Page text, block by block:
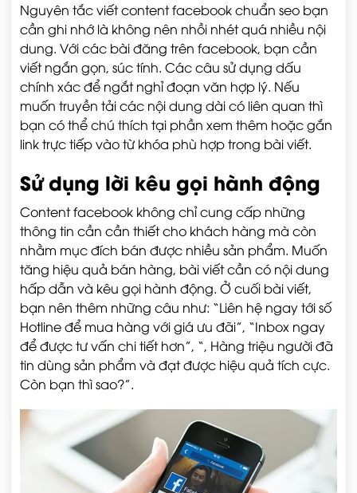
Nguyên tắc viết content facebook chuẩn seo bạn
cần ghi nhớ là không nên nhồi nhét quá nhiều nội
dung. Với các bài đăng trên facebook, bạn cần
viết ngắn gọn, súc tính. Các câu sử dụng dấu
chính xác để ngắt nghỉ đoạn văn hợp lý. Nếu
muốn truyền tải các nội dung dài có liên quan thì
bạn có thể chú thích tại phần xem thêm hoặc gắn
link trực tiếp vào từ khóa phù hợp trong bài viết.
Sử dụng lời kêu gọi hành động
Content facebook không chỉ cung cấp những
thông tin cần cần thiết cho khách hàng mà còn
nhằm mục đích bán được nhiều sản phẩm. Muốn
tăng hiệu quả bán hàng, bài viết cần có nội dung
hấp dẫn và kêu gọi hành động. Ở cuối bài viết,
bạn nên thêm những câu như: “Liên hệ ngay tới số
Hotline để mua hàng với giá ưu đãi”, “Inbox ngay
để được tư vấn chi tiết hơn”, “, Hàng triệu người đã
tin dùng sản phẩm và đạt được hiệu quả tích cực.
Còn bạn thì sao?”.